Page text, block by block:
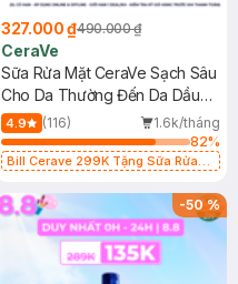
327.000 ₫490.000 ₫
CeraVe
Sữa Rửa Mặt CeraVe Sạch Sâu
Cho Da Thường Đến Da Dầu
473ml
4.9 (116)
1.6k/tháng
82%
Bill Cerave 299K Tặng Sữa Rửa
-50%